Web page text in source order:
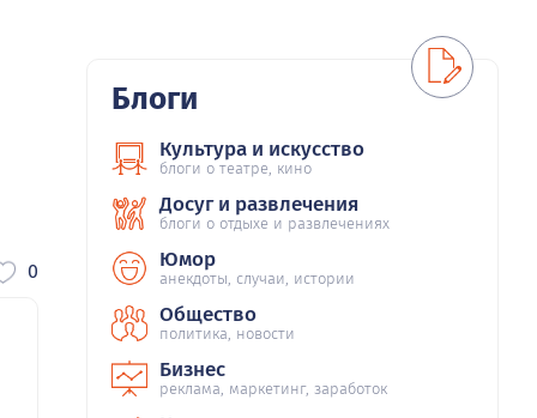
0
Блоги
Культура и искусство
блоги о театре, кино
Досуг и развлечения
блоги о отдыхе и развлечениях
Юмор
анекдоты, случаи, истории
Общество
политика, новости
Бизнес
реклама, маркетинг, заработок